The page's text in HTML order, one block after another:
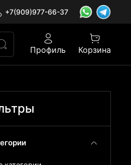
+7(909)977-66-37
Профиль Корзина